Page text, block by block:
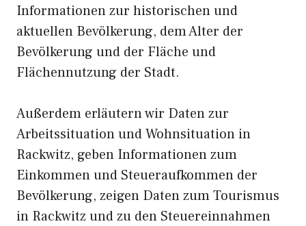
Informationen zur historischen und
aktuellen Bevölkerung, dem Alter der
Bevölkerung und der Fläche und
Flächennutzung der Stadt.
Außerdem erläutern wir Daten zur
Arbeitssituation und Wohnsituation in
Rackwitz, geben Informationen zum
Einkommen und Steueraufkommen der
Bevölkerung, zeigen Daten zum Tourismus
in Rackwitz und zu den Steuereinnahmen